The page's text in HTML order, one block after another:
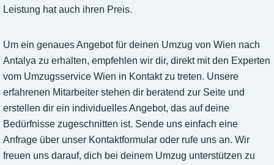
Leistung hat auch ihren Preis.
Um ein genaues Angebot für deinen Umzug von Wien nach
Antalya zu erhalten, empfehlen wir dir, direkt mit den Experten
vom Umzugsservice Wien in Kontakt zu treten. Unsere
erfahrenen Mitarbeiter stehen dir beratend zur Seite und
erstellen dir ein individuelles Angebot, das auf deine
Bedürfnisse zugeschnitten ist. Sende uns einfach eine
Anfrage über unser Kontaktformular oder rufe uns an. Wir
freuen uns darauf, dich bei deinem Umzug unterstützen zu